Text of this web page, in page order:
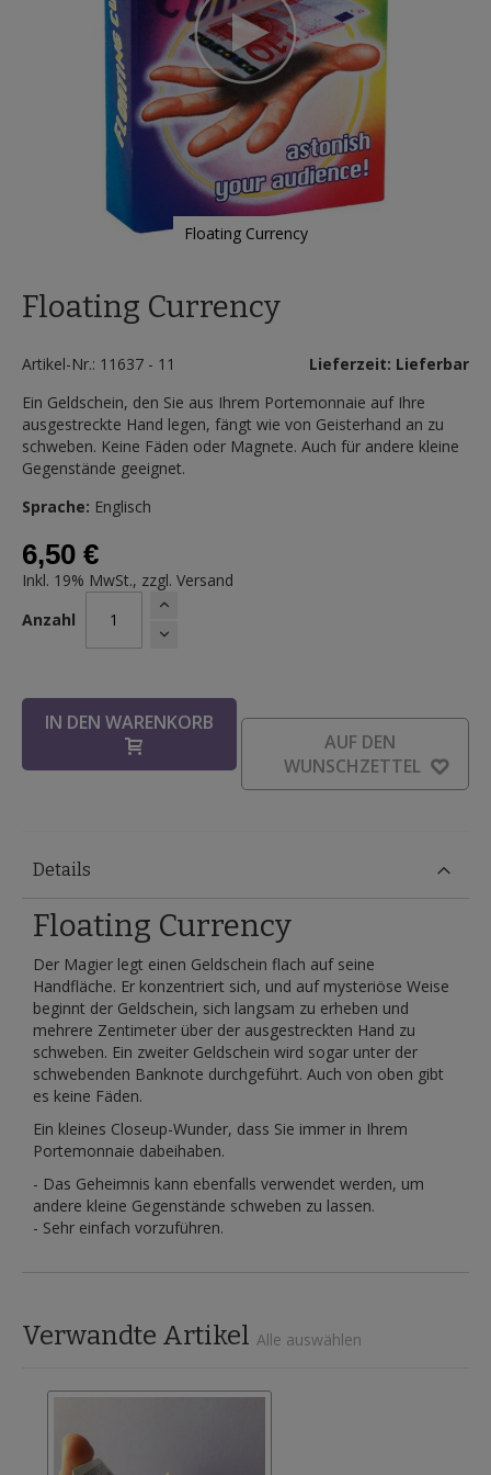
Floating Currency
der
Floating Currency
Artikel-Nr.: 11637 - 11
Lieferzeit: Lieferbar
Ein Geldschein, den Sie aus Ihrem Portemonnaie auf Ihre
ausgestreckte Hand legen, fängt wie von Geisterhand an zu
schweben. Keine Fäden oder Magnete. Auch für andere kleine
Gegenstände geeignet.
Sprache: Englisch
6,50 €
Inkl. 19% MwSt., zzgl. Versand
Anzahl
IN DEN WARENKORB
AUF DEN
WUNSCHZETTEL
Details
Floating Currency
Der Magier legt einen Geldschein flach auf seine
Handfläche. Er konzentriert sich, und auf mysteriöse Weise
beginnt der Geldschein, sich langsam zu erheben und
mehrere Zentimeter über der ausgestreckten Hand zu
schweben. Ein zweiter Geldschein wird sogar unter der
schwebenden Banknote durchgeführt. Auch von oben gibt
es keine Fäden.
Ein kleines Closeup-Wunder, dass Sie immer in Ihrem
Portemonnaie dabeihaben.
- Das Geheimnis kann ebenfalls verwendet werden, um
andere kleine Gegenstände schweben zu lassen.
- Sehr einfach vorzuführen.
Verwandte Artikel Alle auswählen